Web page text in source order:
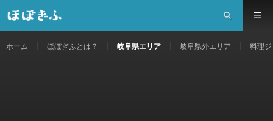
ホーム ほぼぎふとは？ 岐阜県エリア 岐阜県外エリア 料理